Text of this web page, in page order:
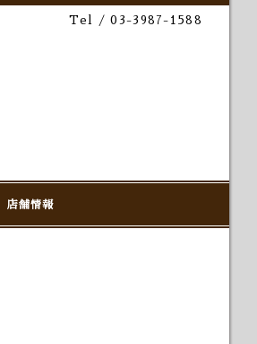
Tel / 03-3987-1588
店舗情報